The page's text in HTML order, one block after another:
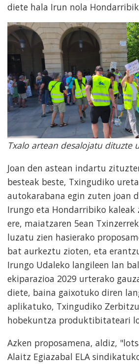
diete hala Irun nola
Txalo artean desalojatu dituzte
Joan den astean indartu
besteak beste, Txingudiko
autokarabana egin zuten joan
Irungo eta Hondarribiko kaleak
ere, maiatzaren 5ean
luzatu zien hasierako
bat aurkeztu zioten, eta
Irungo Udaleko langileen lan
ekiparazioa 2029 urterako
diete, baina gaixotuko diren
aplikatuko, Txingudiko
hobekuntza produktibitateari
Azken proposamena, aldiz,
Alaitz Egiazabal ELA